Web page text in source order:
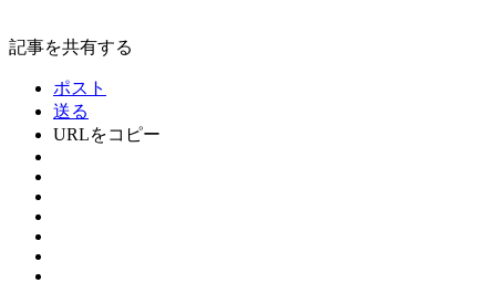
記事を共有する
ポスト
送る
URLをコピー